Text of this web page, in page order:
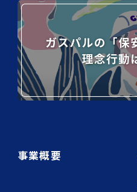
事業概要